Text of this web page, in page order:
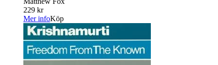
229 kr
Mer infoKöp